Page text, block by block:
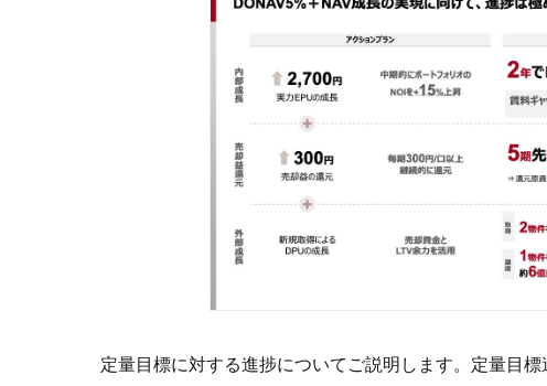
定量目標に対する進捗についてご説明します。定量目